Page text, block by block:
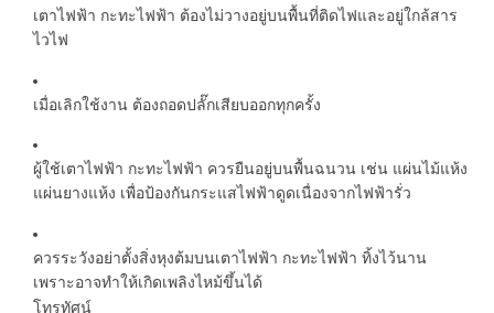
เตาไฟฟ้า กะทะไฟฟ้า ต้องไม่วางอยู่บนพื้นที่ติดไฟและอยู่ใกล้สาร
ไวไฟ
เมื่อเลิกใช้งาน ต้องถอดปลั๊กเสียบออกทุกครั้ง
ผู้ใช้เตาไฟฟ้า กะทะไฟฟ้า ควรยืนอยู่บนพื้นฉนวน เช่น แผ่นไม้แห้ง
แผ่นยางแห้ง เพื่อป้องกันกระแสไฟฟ้าดูดเนื่องจากไฟฟ้ารั่ว
ควรระวังอย่าตั้งสิ่งหุงต้มบนเตาไฟฟ้า กะทะไฟฟ้า ทิ้งไว้นาน
เพราะอาจทำให้เกิดเพลิงไหม้ขึ้นได้
โทรทัศน์